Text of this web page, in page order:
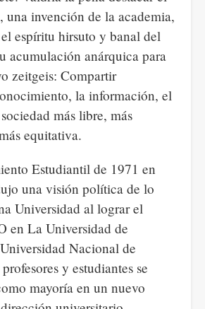
una invención de la academia,
espíritu hirsuto y banal del
acumulación anárquica para
zeitgeis: Compartir
la información, el
más libre, más
equitativa.
Estudiantil de 1971 en
una visión política de lo
Universidad al lograr el
en La Universidad de
Nacional de
y estudiantes se
mayoría en un nuevo